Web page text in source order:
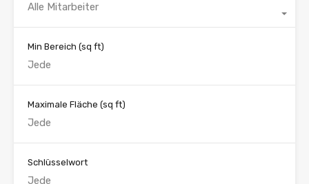
Alle Mitarbeiter
Min Bereich (sq ft)
Maximale Fläche (sq ft)
Schlüsselwort